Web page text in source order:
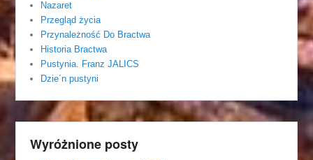
Nazaret
Przegląd życia
Przynależność Do Bractwa
Historia Bractwa
Pustynia. Franz JALICS
Dzie´n pustyni
Wyróżnione posty